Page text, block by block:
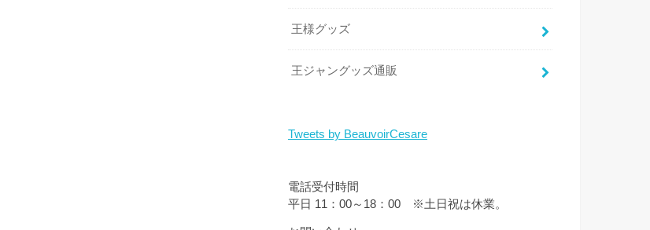
王様グッズ
王ジャングッズ通販
Tweets by BeauvoirCesare
電話受付時間
平日 11：00～18：00 ※土日祝は休業。